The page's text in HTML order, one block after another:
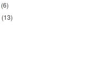
(6)
(13)